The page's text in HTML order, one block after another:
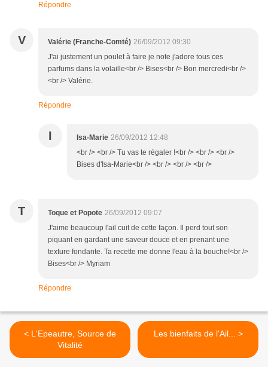
Répondre
V Valérie (Franche-Comté) 26/09/2012 09:30
J'ai justement un poulet à faire je note j'adore tous ces
parfums dans la volaille<br /> Bises<br /> Bon mercredi<br />
<br /> Valérie.
Répondre
I Isa-Marie 26/09/2012 12:48
<br /> <br /> Tu vas te régaler !<br /> <br /> <br />
Bises d'Isa-Marie<br /> <br /> <br /> <br />
T Toque et Popote 26/09/2012 09:07
J'aime beaucoup l'ail cuit de cette façon. Il perd tout son
piquant en gardant une saveur douce et en prenant une
texture fondante. Ta recette me donne l'eau à la bouche!<br />
Bises<br /> Myriam
Répondre
< L'Epeautre, Source de
Vitalité
Les bienfaits de l'Ail... >